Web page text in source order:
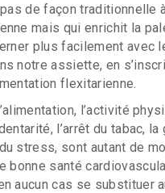
pas de façon traditionnelle
mais qui enrichit la
plus facilement avec
notre assiette, en
flexitarienne.
l’activité
l’arrêt du tabac, la
stress, sont autant de
bonne santé
aucun cas se substituer